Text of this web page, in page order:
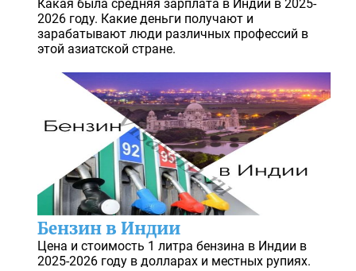
Какая была средняя зарплата в Индии в 2025-
2026 году. Какие деньги получают и
зарабатывают люди различных профессий в
этой азиатской стране.
Бензин в Индии
Цена и стоимость 1 литра бензина в Индии в
2025-2026 году в долларах и местных рупиях.